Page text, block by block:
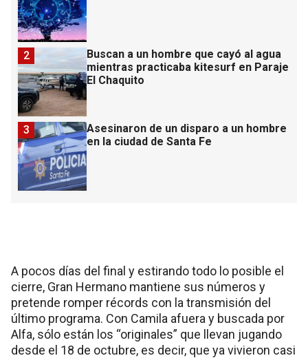
Buscan a un hombre que cayó al agua
mientras practicaba kitesurf en Paraje
El Chaquito
2
Asesinaron de un disparo a un hombre
en la ciudad de Santa Fe
3
A pocos días del final y estirando todo lo posible el
cierre, Gran Hermano mantiene sus números y
pretende romper récords con la transmisión del
último programa. Con Camila afuera y buscada por
Alfa, sólo están los “originales” que llevan jugando
desde el 18 de octubre, es decir, que ya vivieron casi